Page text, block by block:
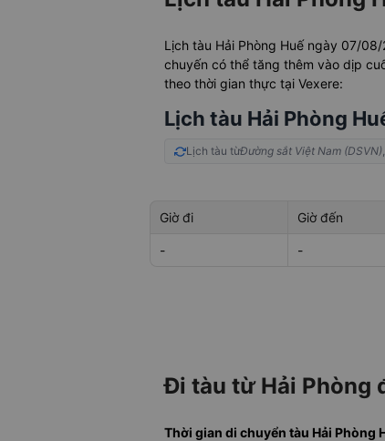
Lịch tàu Hải Phòng Huế ngày 07/
chuyến có thể tăng thêm vào dịp
theo thời gian thực tại Vexere:
Lịch tàu Hải Phòng
Lịch tàu từĐường sắt Việt Nam (DSVN)
Giờ đi Giờ đến
- -
Đi tàu từ Hải Phòng
Thời gian di chuyển tàu Hải Phòng